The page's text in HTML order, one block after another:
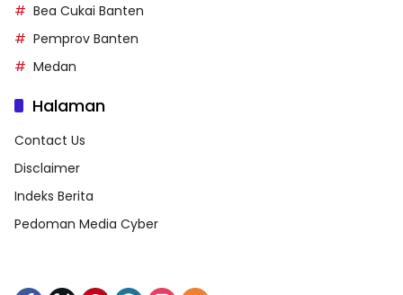
Bea Cukai Banten
Pemprov Banten
Medan
Halaman
Contact Us
Disclaimer
Indeks Berita
Pedoman Media Cyber